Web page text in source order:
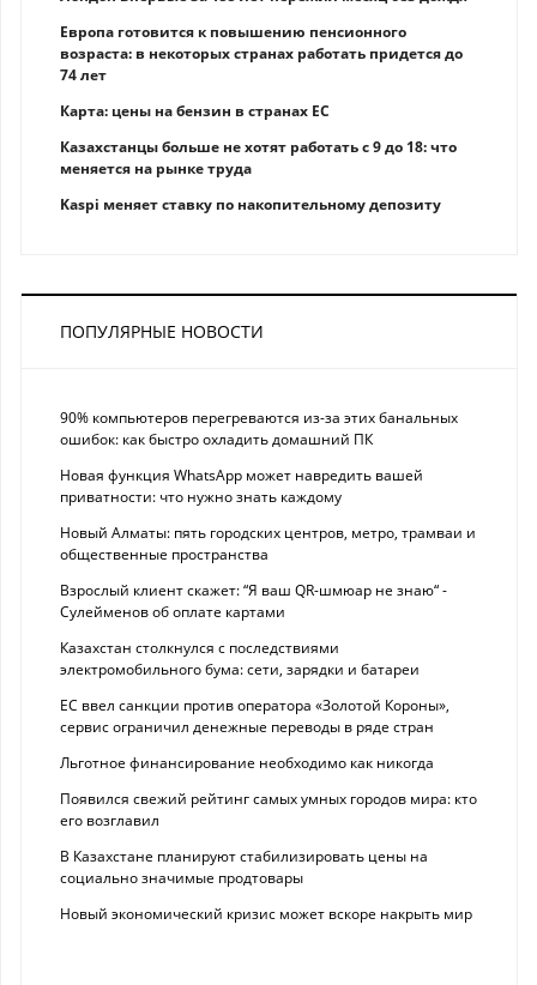
Европа готовится к повышению пенсионного
возраста: в некоторых странах работать придется до
74 лет
Карта: цены на бензин в странах ЕС
Казахстанцы больше не хотят работать с 9 до 18: что
меняется на рынке труда
Kaspi меняет ставку по накопительному депозиту
ПОПУЛЯРНЫЕ НОВОСТИ
90% компьютеров перегреваются из-за этих банальных
ошибок: как быстро охладить домашний ПК
Новая функция WhatsApp может навредить вашей
приватности: что нужно знать каждому
Новый Алматы: пять городских центров, метро, трамваи и
общественные пространства
Взрослый клиент скажет: “Я ваш QR-шмюар не знаю“ -
Сулейменов об оплате картами
Казахстан столкнулся с последствиями
электромобильного бума: сети, зарядки и батареи
ЕС ввел санкции против оператора «Золотой Короны»,
сервис ограничил денежные переводы в ряде стран
Льготное финансирование необходимо как никогда
Появился свежий рейтинг самых умных городов мира: кто
его возглавил
В Казахстане планируют стабилизировать цены на
социально значимые продтовары
Новый экономический кризис может вскоре накрыть мир